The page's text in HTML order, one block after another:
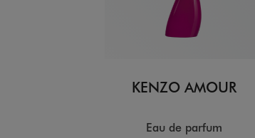
KENZO AMOUR
Eau de parfum